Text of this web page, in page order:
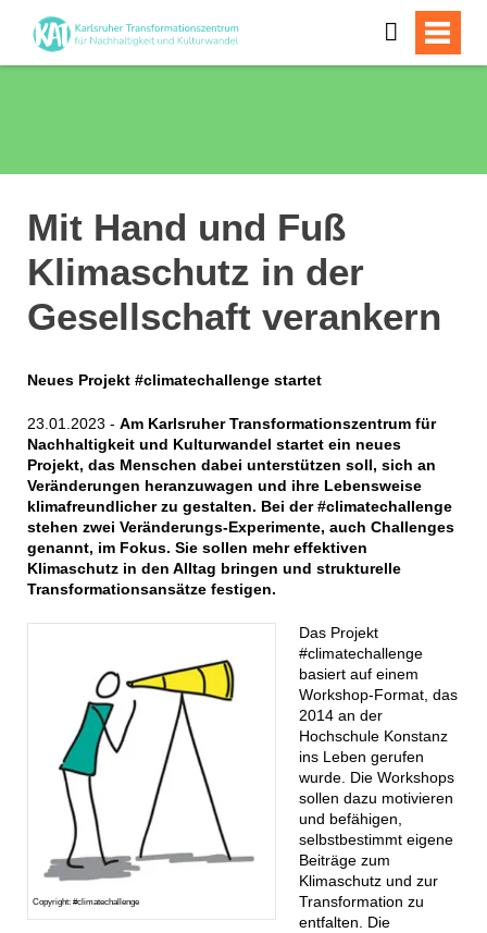
Mit Hand und Fuß
Klimaschutz in der
Gesellschaft verankern
Neues Projekt #climatechallenge startet
23.01.2023 - Am Karlsruher Transformationszentrum für
Nachhaltigkeit und Kulturwandel startet ein neues
Projekt, das Menschen dabei unterstützen soll, sich an
Veränderungen heranzuwagen und ihre Lebensweise
klimafreundlicher zu gestalten. Bei der #climatechallenge
stehen zwei Veränderungs-Experimente, auch Challenges
genannt, im Fokus. Sie sollen mehr effektiven
Klimaschutz in den Alltag bringen und strukturelle
Transformationsansätze festigen.
Copyright: #climatechallenge
Das Projekt
#climatechallenge
basiert auf einem
Workshop-Format, das
2014 an der
Hochschule Konstanz
ins Leben gerufen
wurde. Die Workshops
sollen dazu motivieren
und befähigen,
selbstbestimmt eigene
Beiträge zum
Klimaschutz und zur
Transformation zu
entfalten. Die